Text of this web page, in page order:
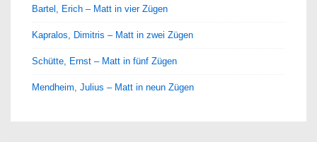
Bartel, Erich – Matt in vier Zügen
Kapralos, Dimitris – Matt in zwei Zügen
Schütte, Ernst – Matt in fünf Zügen
Mendheim, Julius – Matt in neun Zügen